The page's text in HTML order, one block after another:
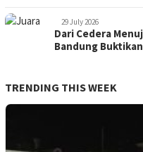
29 July 2026
Dari Cedera
Bandung
TRENDING THIS WEEK